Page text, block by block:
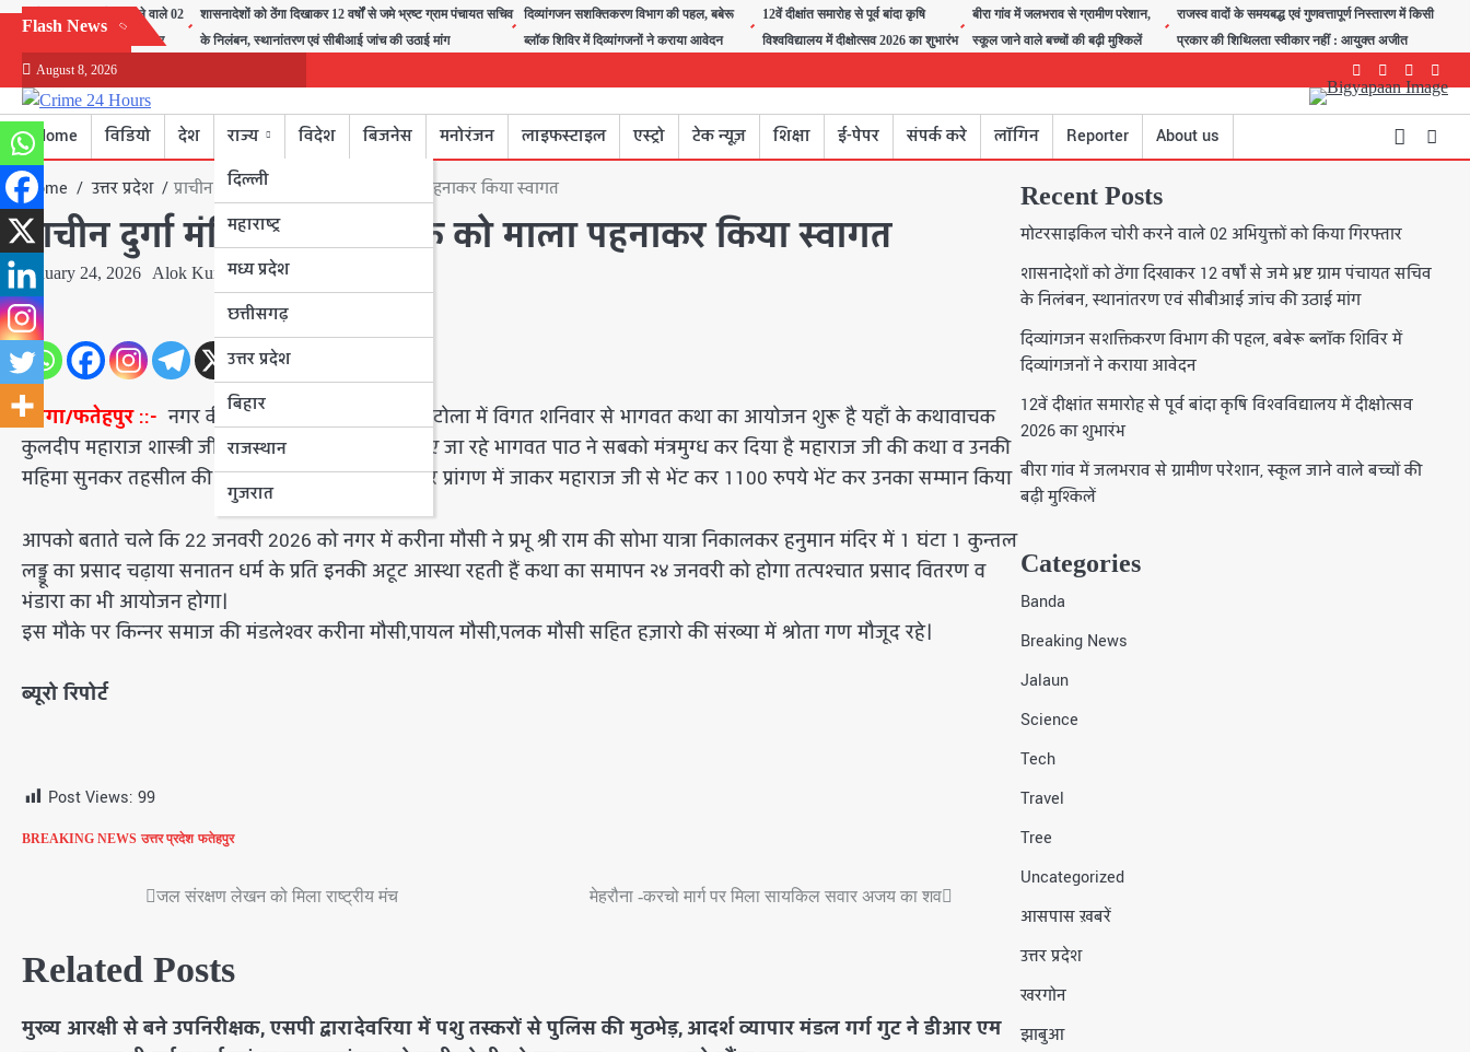
Skip
content
Flash News
मोटरसाइकिल चोरी करने वाले 02
अभियुक्तों को किया गिरफ्तार
शासनादेशों को ठेंगा दिखाकर 12 वर्षों से जमे भ्रष्ट ग्राम पंचायत सचिव
के निलंबन, स्थानांतरण एवं सीबीआई जांच की उठाई मांग
दिव्यांगजन सशक्तिकरण विभाग की पहल, बबेरू
ब्लॉक शिविर में दिव्यांगजनों ने कराया आवेदन
12वें दीक्षांत समारोह से पूर्व बांदा कृषि
विश्वविद्यालय में दीक्षोत्सव 2026 का शुभारंभ
बीरा गांव में जलभराव से ग्रामीण परेशान,
स्कूल जाने वाले बच्चों की बढ़ी मुश्किलें
राजस्व वादों के समयबद्ध एवं गुणवत्तापूर्ण निस्तारण में किसी
प्रकार की शिथिलता स्वीकार नहीं : आयुक्त अजीत
August 8, 2026 Facebook
Instagram
youtube
Home विडियो देश
राज्य
दिल्ली
महाराष्ट्र
मध्य प्रदेश
छत्तीसगढ़
उत्तर प्रदेश
बिहार
राजस्थान
गुजरात
विदेश बिजनेस मनोरंजन लाइफस्टाइल एस्ट्रो टेक न्यूज़ शिक्षा ई-पेपर संपर्क करे लॉगिन Reporter About us
Home उत्तर प्रदेश प्राचीन दुर्गा मंदिर में कथावाचक को माला पहनाकर किया स्वागत
प्राचीन दुर्गा मंदिर में कथावाचक को माला पहनाकर किया स्वागत
January 24, 2026 Alok Kumar Kesharwani
खागा/फतेहपुर ::- नगर की सबसे प्राचीन दुर्गा मंदिर नीमटोला में विगत शनिवार से भागवत कथा का आयोजन शुरू है यहाँ के कथावाचक
कुलदीप महाराज शास्त्री जी की ओजपूर्ण मधुर कंठ से किए जा रहे भागवत पाठ ने सबको मंत्रमुग्ध कर दिया है महाराज जी की कथा व उनकी
महिमा सुनकर तहसील की मंडलेश्वर करीना मौसी ने मंदिर प्रांगण में जाकर महाराज जी से भेंट कर 1100 रुपये भेंट कर उनका सम्मान किया
आपको बताते चले कि 22 जनवरी 2026 को नगर में करीना मौसी ने प्रभू श्री राम की सोभा यात्रा निकालकर हनुमान मंदिर में 1 घंटा 1 कुन्तल
लड्डू का प्रसाद चढ़ाया सनातन धर्म के प्रति इनकी अटूट आस्था रहती हैं कथा का समापन २४ जनवरी को होगा तत्पश्चात प्रसाद वितरण व
भंडारा का भी आयोजन होगा।
इस मौके पर किन्नर समाज की मंडलेश्वर करीना मौसी,पायल मौसी,पलक मौसी सहित हज़ारो की संख्या में श्रोता गण मौजूद रहे।
ब्यूरो रिपोर्ट
Post Views: 99
BREAKING NEWS उत्तर प्रदेश फतेहपुर
जल संरक्षण लेखन को मिला राष्ट्रीय मंच मेहरौना -करचो मार्ग पर मिला सायकिल सवार अजय का शव
Related Posts
मुख्य आरक्षी से बने उपनिरीक्षक, एसपी द्वारादेवरिया में पशु तस्करों से पुलिस की मुठभेड़,आदर्श व्यापार मंडल गर्ग गुट ने डीआर एम
Recent Posts
मोटरसाइकिल चोरी करने वाले 02 अभियुक्तों को किया गिरफ्तार
शासनादेशों को ठेंगा दिखाकर 12 वर्षों से जमे भ्रष्ट ग्राम पंचायत सचिव
के निलंबन, स्थानांतरण एवं सीबीआई जांच की उठाई मांग
दिव्यांगजन सशक्तिकरण विभाग की पहल, बबेरू ब्लॉक शिविर में
दिव्यांगजनों ने कराया आवेदन
12वें दीक्षांत समारोह से पूर्व बांदा कृषि विश्वविद्यालय में दीक्षोत्सव
2026 का शुभारंभ
बीरा गांव में जलभराव से ग्रामीण परेशान, स्कूल जाने वाले बच्चों की
बढ़ी मुश्किलें
Categories
Banda
Breaking News
Jalaun
Science
Tech
Travel
Tree
Uncategorized
आसपास ख़बरें
उत्तर प्रदेश
खरगोन
झाबुआ